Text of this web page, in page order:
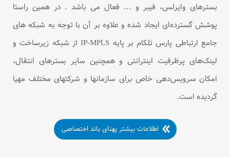
بسترهای وایرلس، فیبر و ... فعال می باشد . در همین راستا
پوشش گسترده‌ای ایجاد شده و علاوه بر آن با توجه به شبکه ‏های
جامع ارتباطی پارس تلکام بر پایه IP-MPLS از شبکه زیرساخت و
لینک‌های پرظرفیت اینترانتی و همچنین سایر بسترهای انتقال،
امکان سرویس‌دهی خاص برای سازمان‏ها و شرکت‏های مختلف مهیا
گردیده است.
اطلاعات بیشتر پهنای باند اختصاصی